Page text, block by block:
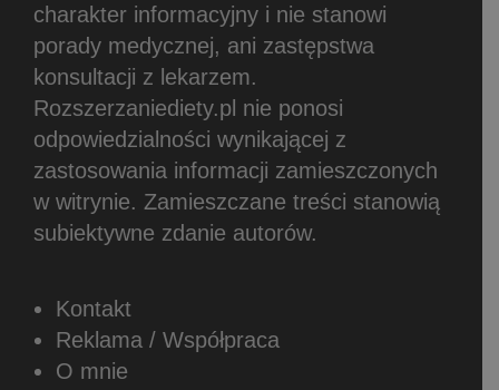
charakter informacyjny i nie stanowi
porady medycznej, ani zastępstwa
konsultacji z lekarzem.
Rozszerzaniediety.pl nie ponosi
odpowiedzialności wynikającej z
zastosowania informacji zamieszczonych
w witrynie. Zamieszczane treści stanowią
subiektywne zdanie autorów.
Kontakt
Reklama / Współpraca
O mnie